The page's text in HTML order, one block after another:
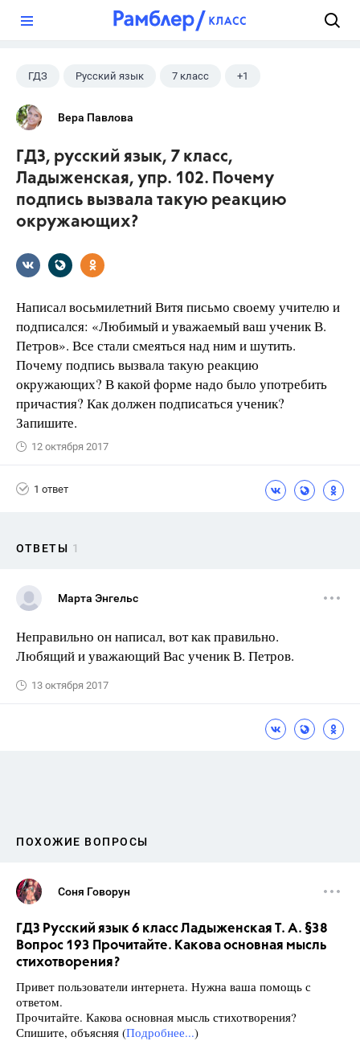
ГДЗ Русский язык 7 класс +1
Ладыженская Т.А.
Вера Павлова
ГДЗ, русский язык, 7 класс,
Ладыженская, упр. 102. Почему
подпись вызвала такую реакцию
окружающих?
Написал восьмилетний Витя письмо своему учителю и
подписался: «Любимый и уважаемый ваш ученик В.
Петров». Все стали смеяться над ним и шутить.
Почему подпись вызвала такую реакцию
окружающих? В какой форме надо было употребить
причастия? Как должен подписаться ученик?
Запишите.
12 октября 2017
1 ответ
ОТВЕТЫ 1
Марта Энгельс
Неправильно он написал, вот как правильно.
Любящий и уважающий Вас ученик В. Петров.
13 октября 2017
ПОХОЖИЕ ВОПРОСЫ
Соня Говорун
ГДЗ Русский язык 6 класс Ладыженская Т. А. §38
Вопрос 193 Прочитайте. Какова основная мысль
стихотворения?
Привет пользователи интернета. Нужна ваша помощь с
ответом.
Прочитайте. Какова основная мысль стихотворения?
Спишите, объясняя (Подробнее...)